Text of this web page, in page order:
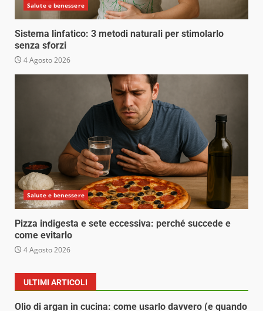
Salute e benessere
Sistema linfatico: 3 metodi naturali per stimolarlo
senza sforzi
4 Agosto 2026
Salute e benessere
Pizza indigesta e sete eccessiva: perché succede e
come evitarlo
4 Agosto 2026
ULTIMI ARTICOLI
Olio di argan in cucina: come usarlo davvero (e quando